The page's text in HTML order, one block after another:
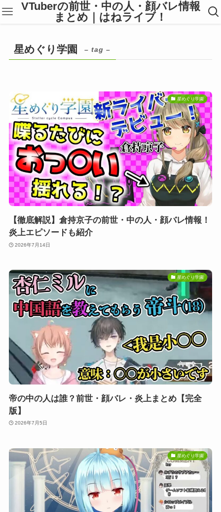
VTuberの前世・中の人・顔バレ情報
まとめ｜はねライブ！
星めぐり学園 – tag –
星めぐり学園
【徹底解説】倉持京子の前世・中の人・顔バレ情報！
炎上エピソードも紹介
2026年7月14日
星めぐり学園
帝の中の人は誰？前世・顔バレ・炎上まとめ【完全
版】
2026年7月5日
星めぐり学園